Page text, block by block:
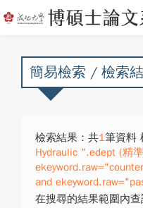
簡易檢索 / 檢索
檢索結果：共1筆資料
Hydraulic ".edept (精
and
在搜尋的結果範圍內查